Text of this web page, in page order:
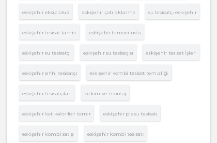
eskişehir eksiz oluk eskişehir çatı aktarma su tesisatçı eskişehir
eskişehir tesisat tamiri eskişehir tamirci usta
eskişehir su tesisatçı eskişehir su tesisaçısı eskişehir tesisat İşleri
eskişehir sıhhi tesisatçı eskişehir kombi tesisat temizliği
eskişehir tesisatçıları bakım ve montaj
eskişehir kat kaloriferi tamir eskişehir pis su tesisatı
eskişehir kombi satışı eskişehir kombi tesisatı